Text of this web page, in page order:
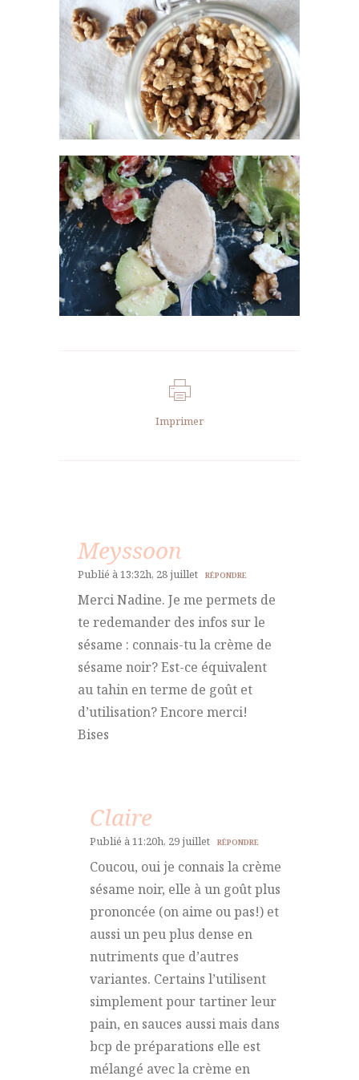
Imprimer
Meyssoon
Publié à 13:32h, 28 juillet RÉPONDRE
Merci Nadine. Je me permets de
te redemander des infos sur le
sésame : connais-tu la crème de
sésame noir? Est-ce équivalent
au tahin en terme de goût et
d’utilisation? Encore merci!
Bises
Claire
Publié à 11:20h, 29 juillet RÉPONDRE
Coucou, oui je connais la crème
sésame noir, elle à un goût plus
prononcée (on aime ou pas!) et
aussi un peu plus dense en
nutriments que d’autres
variantes. Certains l’utilisent
simplement pour tartiner leur
pain, en sauces aussi mais dans
bcp de préparations elle est
mélangé avec la crème en